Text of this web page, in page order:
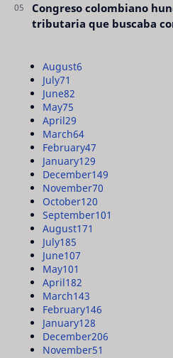
Congreso colombiano
tributaria que buscaba
August6
July71
June82
May75
April29
March64
February47
January129
December149
November70
October120
September101
August171
July185
June107
May101
April182
March143
February146
January128
December206
November51